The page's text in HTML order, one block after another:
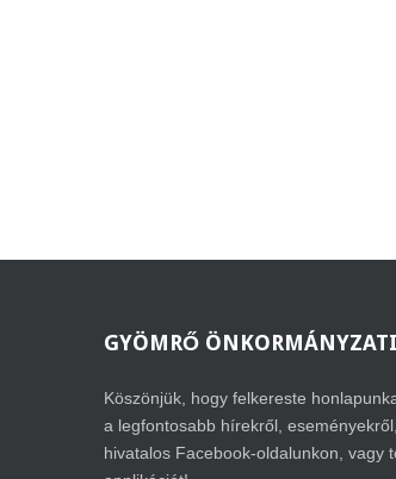
GYÖMRŐ
Köszönjük, hogy felkereste
a legfontosabb hírekről,
hivatalos Facebook-oldalunkon, vagy